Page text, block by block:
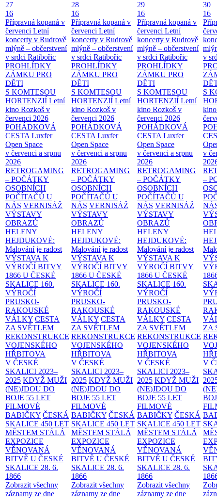
27
16
Přípravná kopaná v
červenci Letní
koncerty v Rudrově
mlýně – občerstvení
v srdci Ratibořic
PROHLÍDKY
ZÁMKU PRO
DĚTI
S KOMTESOU
HORTENZIÍ Letní
kino Rozkoš v
červenci 2026
POHÁDKOVÁ
CESTA Luxfer
Open Space
v červenci a srpnu
2026
RETROGAMING
– POČÁTKY
OSOBNÍCH
POČÍTAČŮ U
NÁS VERNISÁŽ
VÝSTAVY
OBRAZŮ
HELENY
HEJDUKOVÉ:
Malování je radost
VÝSTAVA K
VÝROČÍ BITVY
1866 U ČESKÉ
SKALICE 160.
VÝROČÍ
PRUSKO-
RAKOUSKÉ
VÁLKY CESTA
ZA SVĚTLEM
REKONSTRUKCE
VOJENSKÉHO
HŘBITOVA
V ČESKÉ
SKALICI 2023–
2025 KDYŽ MUŽI
(NE)JDOU DO
BOJE 55 LET
FILMOVÉ
BABIČKY ČESKÁ
SKALICE 450 LET
MĚSTEM STÁLÁ
EXPOZICE
VĚNOVANÁ
BITVĚ U ČESKÉ
SKALICE 28. 6.
1866
Zobrazit všechny
záznamy ze dne
28
16
Přípravná kopaná v
červenci Letní
koncerty v Rudrově
mlýně – občerstvení
v srdci Ratibořic
PROHLÍDKY
ZÁMKU PRO
DĚTI
S KOMTESOU
HORTENZIÍ Letní
kino Rozkoš v
červenci 2026
POHÁDKOVÁ
CESTA Luxfer
Open Space
v červenci a srpnu
2026
RETROGAMING
– POČÁTKY
OSOBNÍCH
POČÍTAČŮ U
NÁS VERNISÁŽ
VÝSTAVY
OBRAZŮ
HELENY
HEJDUKOVÉ:
Malování je radost
VÝSTAVA K
VÝROČÍ BITVY
1866 U ČESKÉ
SKALICE 160.
VÝROČÍ
PRUSKO-
RAKOUSKÉ
VÁLKY CESTA
ZA SVĚTLEM
REKONSTRUKCE
VOJENSKÉHO
HŘBITOVA
V ČESKÉ
SKALICI 2023–
2025 KDYŽ MUŽI
(NE)JDOU DO
BOJE 55 LET
FILMOVÉ
BABIČKY ČESKÁ
SKALICE 450 LET
MĚSTEM STÁLÁ
EXPOZICE
VĚNOVANÁ
BITVĚ U ČESKÉ
SKALICE 28. 6.
1866
Zobrazit všechny
záznamy ze dne
29
16
Přípravná kopaná v
červenci Letní
koncerty v Rudrově
mlýně – občerstvení
v srdci Ratibořic
PROHLÍDKY
ZÁMKU PRO
DĚTI
S KOMTESOU
HORTENZIÍ Letní
kino Rozkoš v
červenci 2026
POHÁDKOVÁ
CESTA Luxfer
Open Space
v červenci a srpnu
2026
RETROGAMING
– POČÁTKY
OSOBNÍCH
POČÍTAČŮ U
NÁS VERNISÁŽ
VÝSTAVY
OBRAZŮ
HELENY
HEJDUKOVÉ:
Malování je radost
VÝSTAVA K
VÝROČÍ BITVY
1866 U ČESKÉ
SKALICE 160.
VÝROČÍ
PRUSKO-
RAKOUSKÉ
VÁLKY CESTA
ZA SVĚTLEM
REKONSTRUKCE
VOJENSKÉHO
HŘBITOVA
V ČESKÉ
SKALICI 2023–
2025 KDYŽ MUŽI
(NE)JDOU DO
BOJE 55 LET
FILMOVÉ
BABIČKY ČESKÁ
SKALICE 450 LET
MĚSTEM STÁLÁ
EXPOZICE
VĚNOVANÁ
BITVĚ U ČESKÉ
SKALICE 28. 6.
1866
Zobrazit všechny
záznamy ze dne
30
16
v
S
v
–
ZA
V